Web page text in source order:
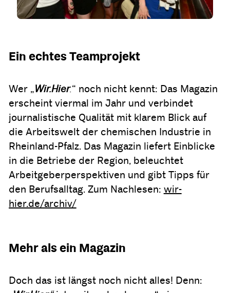
Ein echtes Teamprojekt
Wer „Wir.Hier.“ noch nicht kennt: Das Magazin
erscheint viermal im Jahr und verbindet
journalistische Qualität mit klarem Blick auf
die Arbeitswelt der chemischen Industrie in
Rheinland-Pfalz. Das Magazin liefert Einblicke
in die Betriebe der Region, beleuchtet
Arbeitgeberperspektiven und gibt Tipps für
den Berufsalltag. Zum Nachlesen: wir-
hier.de/archiv/
Mehr als ein Magazin
Doch das ist längst noch nicht alles! Denn: